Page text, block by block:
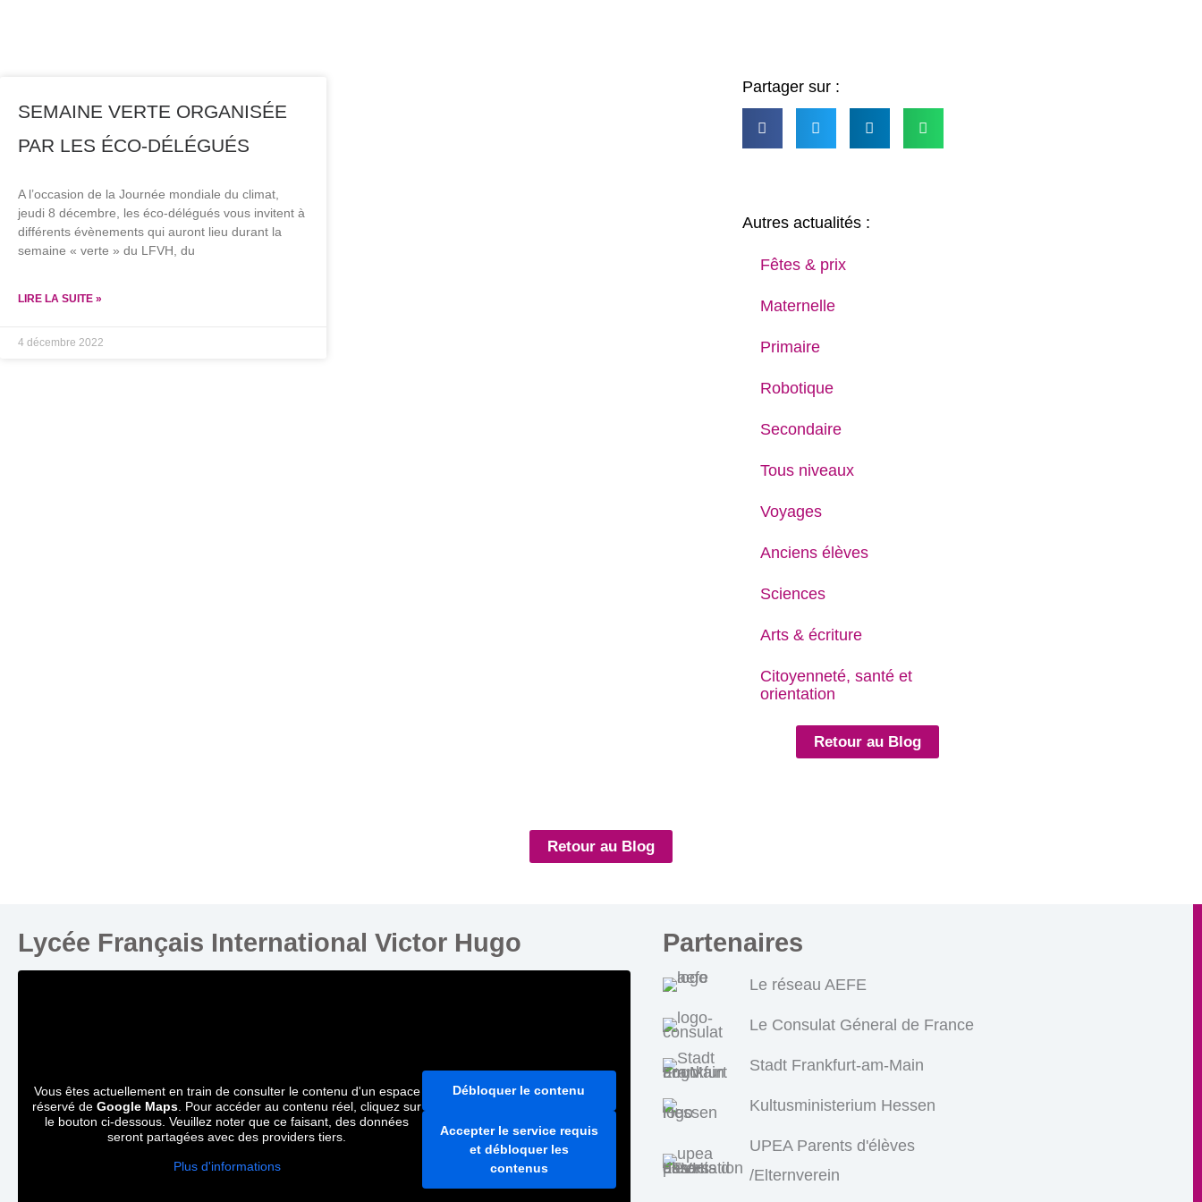
SEMAINE VERTE ORGANISÉE
PAR LES ÉCO-DÉLÉGUÉS
A l’occasion de la Journée mondiale du climat,
jeudi 8 décembre, les éco-délégués vous invitent à
différents évènements qui auront lieu durant la
semaine « verte » du LFVH, du
LIRE LA SUITE »
4 décembre 2022
Partager sur :
Autres actualités :
Fêtes & prix
Maternelle
Primaire
Robotique
Secondaire
Tous niveaux
Voyages
Anciens élèves
Sciences
Arts & écriture
Citoyenneté, santé et
orientation
Retour au Blog
Retour au Blog
Lycée Français International Victor Hugo
Vous êtes actuellement en train de consulter le contenu d'un espace
réservé deGoogle Maps. Pour accéder au contenu réel, cliquez sur
le bouton ci-dessous. Veuillez noter que ce faisant, des données
seront partagées avec des providers tiers.
Plus d'informations
Débloquer le contenu
Accepter le service requis
et débloquer les
contenus
Partenaires
Le réseau AEFE
Le Consulat Géneral de France
Stadt Frankfurt-am-Main
Kultusministerium Hessen
UPEA Parents d'élèves
/Elternverein